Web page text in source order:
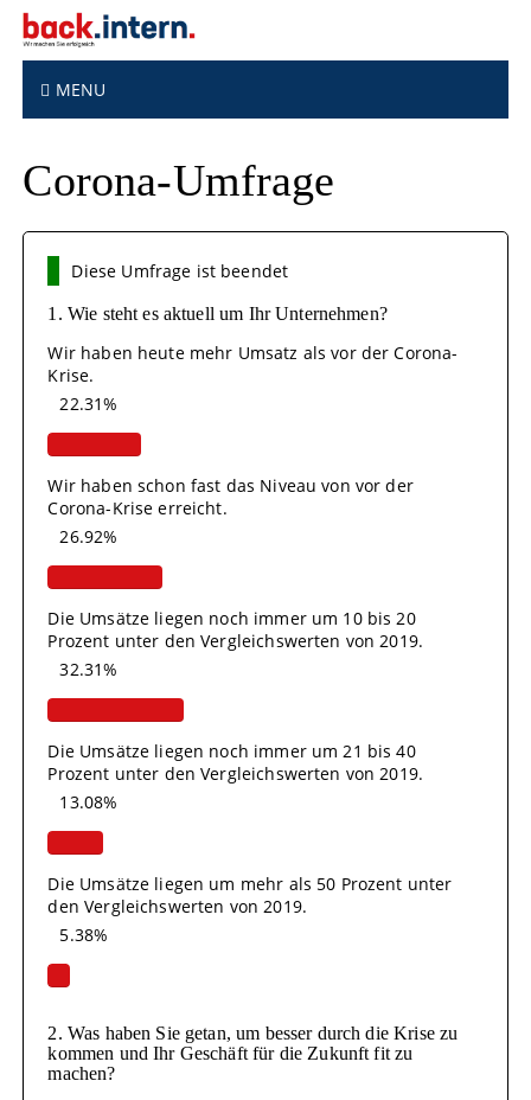
MENU
Corona-Umfrage
Diese Umfrage ist beendet
1. Wie steht es aktuell um Ihr Unternehmen?
Wir haben heute mehr Umsatz als vor der Corona-
Krise.
22.31%
Wir haben schon fast das Niveau von vor der
Corona-Krise erreicht.
26.92%
Die Umsätze liegen noch immer um 10 bis 20
Prozent unter den Vergleichswerten von 2019.
32.31%
Die Umsätze liegen noch immer um 21 bis 40
Prozent unter den Vergleichswerten von 2019.
13.08%
Die Umsätze liegen um mehr als 50 Prozent unter
den Vergleichswerten von 2019.
5.38%
2. Was haben Sie getan, um besser durch die Krise zu
kommen und Ihr Geschäft für die Zukunft fit zu
machen?